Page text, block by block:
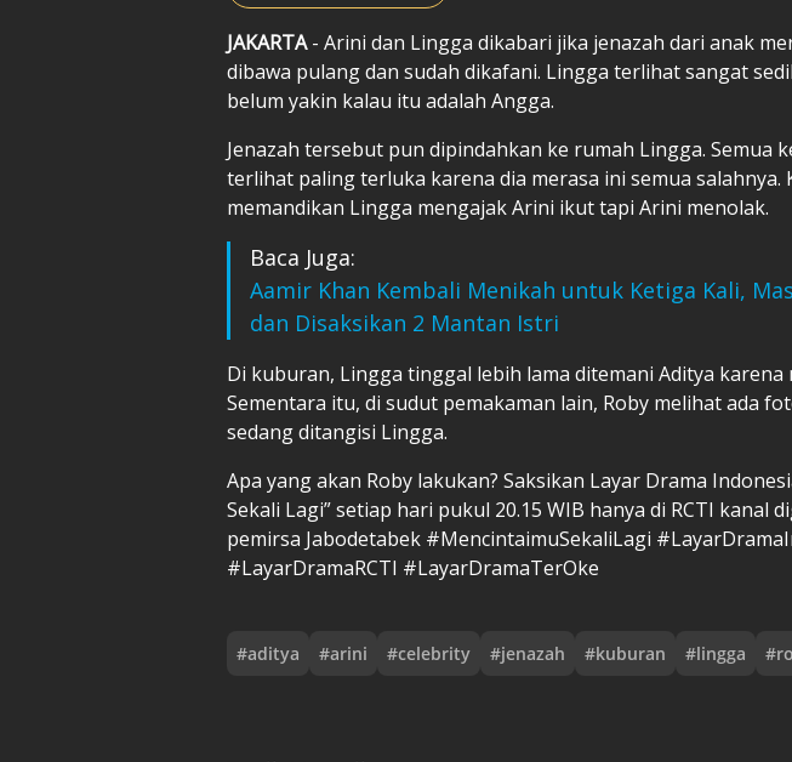
JAKARTA- Arini dan Lingga dikabari jika jenazah dari anak
dibawa pulang dan sudah dikafani. Lingga terlihat sangat
belum yakin kalau itu adalah Angga.
Jenazah tersebut pun dipindahkan ke rumah Lingga. Semua
terlihat paling terluka karena dia merasa ini semua salahnya.
memandikan Lingga mengajak Arini ikut tapi Arini menolak.
Baca Juga:
Aamir Khan Kembali Menikah untuk Ketiga Kali,
dan Disaksikan 2 Mantan Istri
Di kuburan, Lingga tinggal lebih lama ditemani Aditya karena
Sementara itu, di sudut pemakaman lain, Roby melihat ada
sedang ditangisi Lingga.
Apa yang akan Roby lakukan? Saksikan Layar Drama
Sekali Lagi” setiap hari pukul 20.15 WIB hanya di RCTI kanal
pemirsa Jabodetabek #MencintaimuSekaliLagi
#LayarDramaRCTI #LayarDramaTerOke
#aditya #arini #celebrity #jenazah #kuburan #lingga #